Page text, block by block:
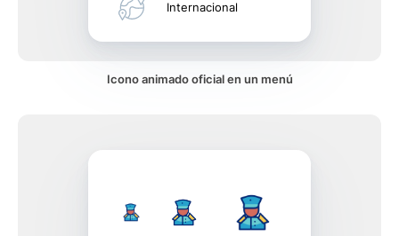
Internacional
Icono animado oficial en un menú